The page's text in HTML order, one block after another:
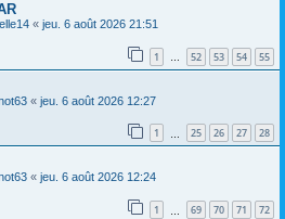
« jeu. 6 août 2026 21:51
1 … 52 53 54 55
« jeu. 6 août 2026 12:27
1 25 26 27 28
« jeu. 6 août 2026 12:24
1 69 70 71 72